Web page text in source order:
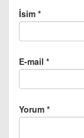
İsim *
E-mail *
Yorum *